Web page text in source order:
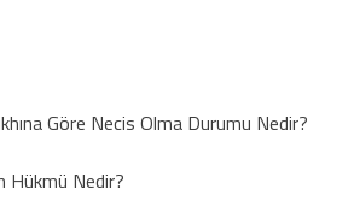
Göre Necis Olma Durumu Nedir?
Hükmü Nedir?